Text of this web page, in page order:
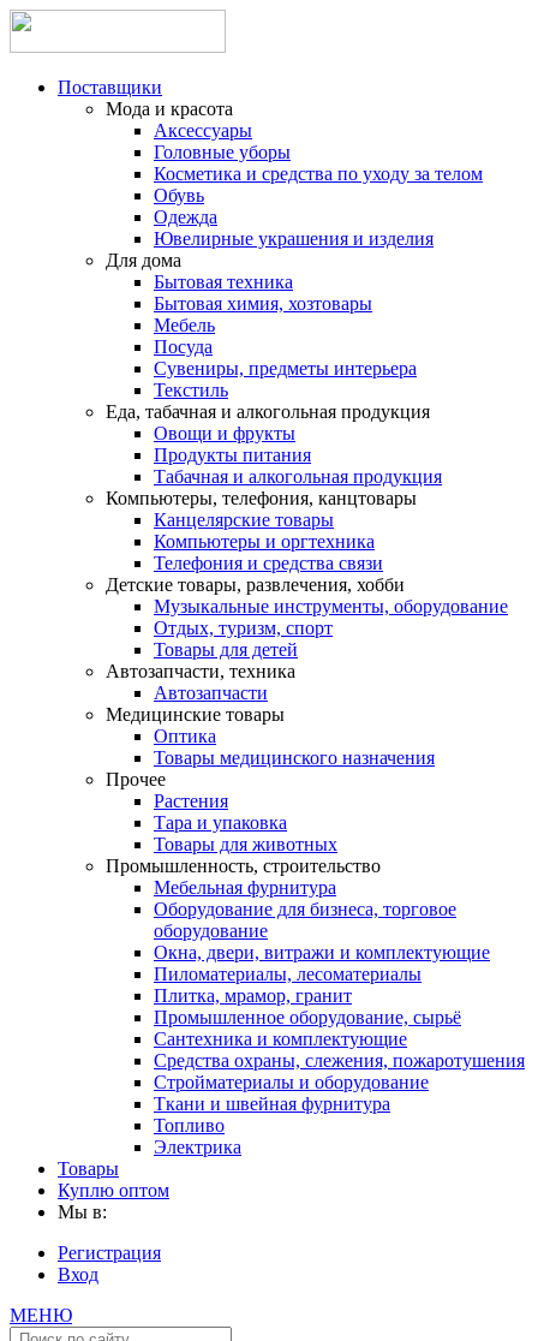
Поставщики
Мода и красота
Аксессуары
Головные уборы
Косметика и средства по уходу за телом
Обувь
Одежда
Ювелирные украшения и изделия
Для дома
Бытовая техника
Бытовая химия, хозтовары
Мебель
Посуда
Сувениры, предметы интерьера
Текстиль
Еда, табачная и алкогольная продукция
Овощи и фрукты
Продукты питания
Табачная и алкогольная продукция
Компьютеры, телефония, канцтовары
Канцелярские товары
Компьютеры и оргтехника
Телефония и средства связи
Детские товары, развлечения, хобби
Музыкальные инструменты, оборудование
Отдых, туризм, спорт
Товары для детей
Автозапчасти, техника
Автозапчасти
Медицинские товары
Оптика
Товары медицинского назначения
Прочее
Растения
Тара и упаковка
Товары для животных
Промышленность, строительство
Мебельная фурнитура
Оборудование для бизнеса, торговое
оборудование
Окна, двери, витражи и комплектующие
Пиломатериалы, лесоматериалы
Плитка, мрамор, гранит
Промышленное оборудование, сырьё
Сантехника и комплектующие
Средства охраны, слежения, пожаротушения
Стройматериалы и оборудование
Ткани и швейная фурнитура
Топливо
Электрика
Товары
Куплю оптом
Мы в:
Регистрация
Вход
МЕНЮ